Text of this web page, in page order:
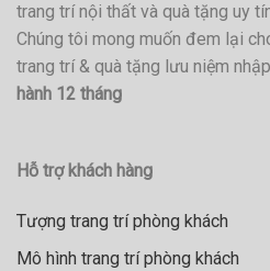
trang trí nội thất và quà tặng uy
Chúng tôi mong muốn đem lại
trang trí & quà tặng lưu niệm
hành 12 tháng
Hỗ trợ khách hàng
Tượng trang trí phòng khách
Mô hình trang trí phòng khách